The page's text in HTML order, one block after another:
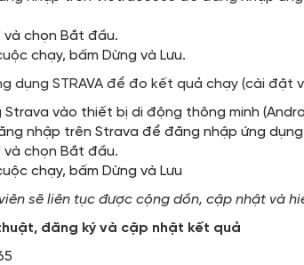
và chọn Bắt đầu.
chạy, bấm Dừng và Lưu.
dụng STRAVA để đo kết quả chạy (cài đặt
vào thiết bị di động thông minh
nhập trên Strava để đăng nhập ứng
và chọn Bắt đầu.
chạy, bấm Dừng và Lưu
sẽ liên tục được cộng dồn, cập nhật và
đăng ký và cập nhật kết quả